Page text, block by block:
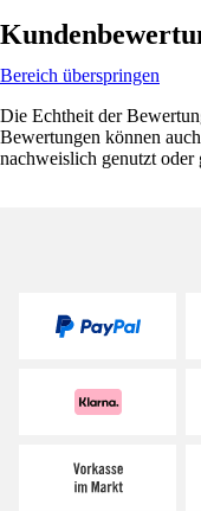
Bereich überspringen
Die Echtheit der
Bewertungen können
nachweislich genutzt oder